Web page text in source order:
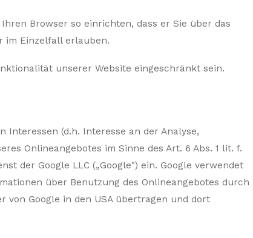
Browser so einrichten, dass er Sie über das
im Einzelfall erlauben.
unserer Website eingeschränkt sein.
(d.h. Interesse an der Analyse,
Onlineangebotes im Sinne des Art. 6 Abs. 1 lit. f.
der Google LLC („Google") ein. Google verwendet
über Benutzung des Onlineangebotes durch
von Google in den USA übertragen und dort